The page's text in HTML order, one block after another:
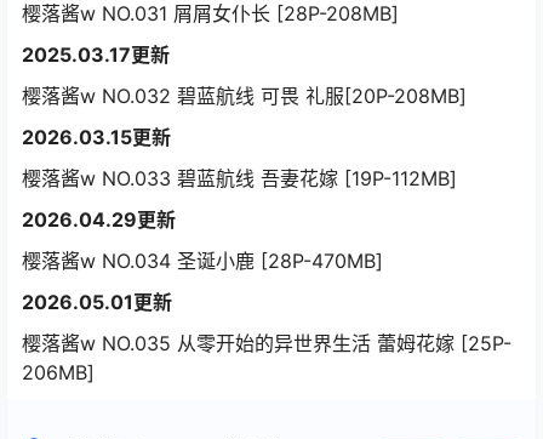
樱落酱w NO.031 屑屑女仆长 [28P-208MB]
2025.03.17更新
樱落酱w NO.032 碧蓝航线 可畏 礼服[20P-208MB]
2026.03.15更新
樱落酱w NO.033 碧蓝航线 吾妻花嫁 [19P-112MB]
2026.04.29更新
樱落酱w NO.034 圣诞小鹿 [28P-470MB]
2026.05.01更新
樱落酱w NO.035 从零开始的异世界生活 蕾姆花嫁 [25P-
206MB]